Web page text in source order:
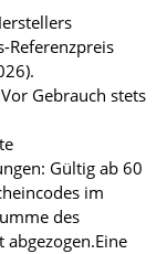
Referenzpreis
Gebrauch stets
Gültig ab 60
im
des